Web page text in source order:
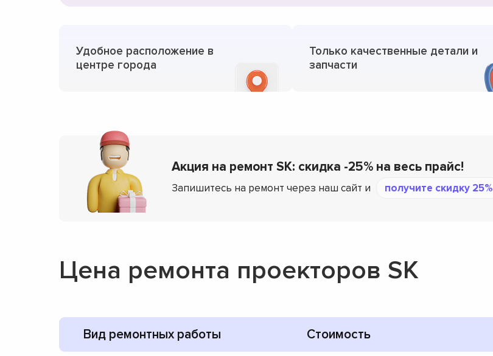
Удобное расположение в
центре города
Только качественные детали и
запчасти
Акция на ремонт SK: скидка -25% на весь прайс!
Запишитесь на ремонт через наш сайт и получите скидку 25%
Цена ремонта проекторов SK
Вид ремонтных работы Стоимость